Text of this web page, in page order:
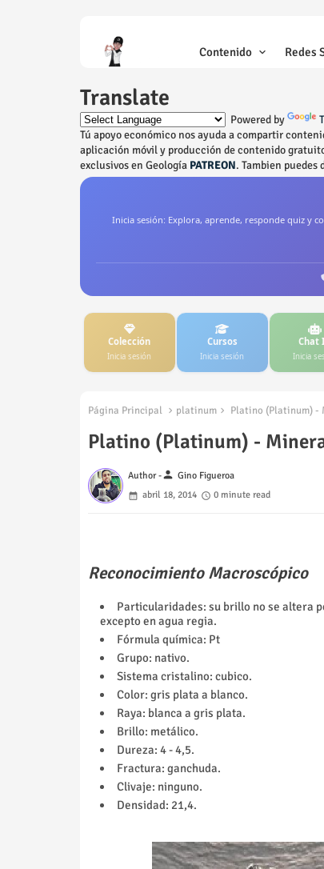
Contenido Redes
Translate
Powered by
Tú apoyo económico nos ayuda a compartir
aplicación móvil y producción de contenido
exclusivos en Geología PATREON. Tambien
Inicia sesión: Explora, aprende, responde quiz y
Colección
Inicia sesión
Cursos
Inicia sesión
Chat
Inicia
Página Principal platinum Platino (Platinum) -
Platino (Platinum) -
Author -person Gino Figueroa
abril 18, 2014
0 minute read
Reconocimiento Macroscópico
Particularidades: su brillo no se altera
excepto en agua regia.
Fórmula química: Pt
Grupo: nativo.
Sistema cristalino: cubico.
Color: gris plata a blanco.
Raya: blanca a gris plata.
Brillo: metálico.
Dureza: 4 - 4,5.
Fractura: ganchuda.
Clivaje: ninguno.
Densidad: 21,4.